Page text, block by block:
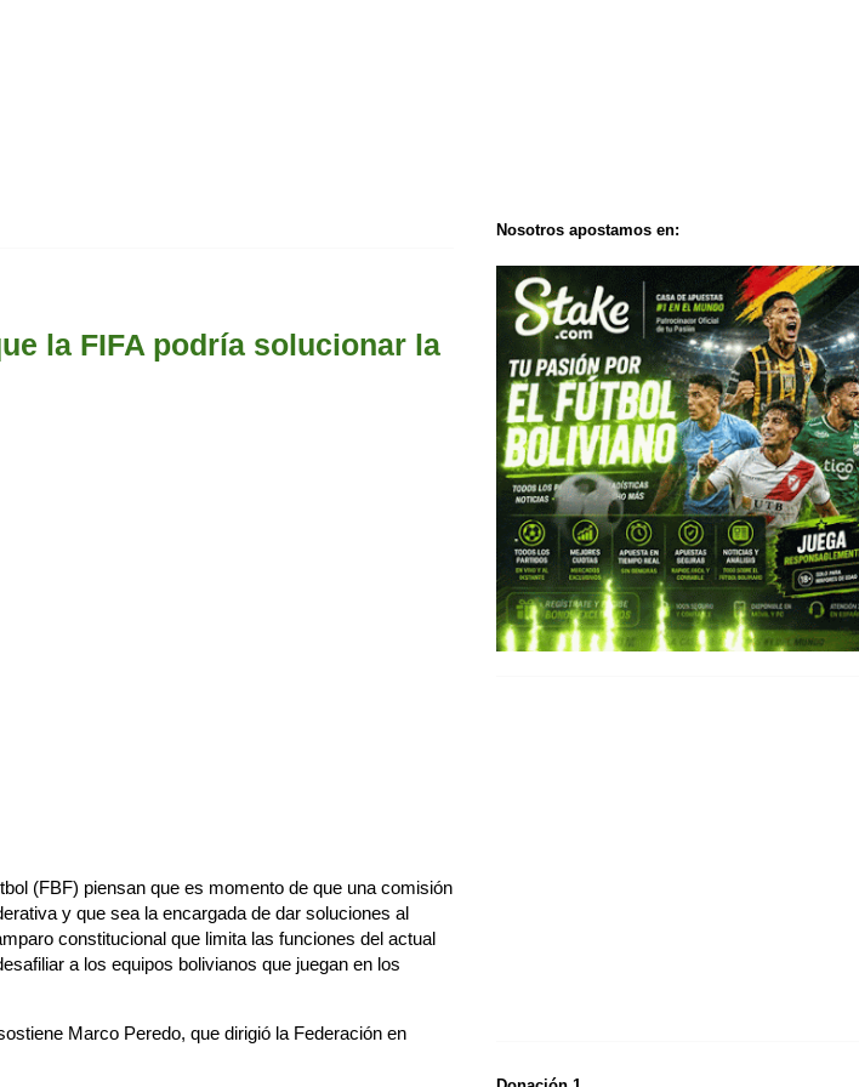
la FIFA podría solucionar la
(FBF) piensan que es momento de que una comisión
y que sea la encargada de dar soluciones al
constitucional que limita las funciones del actual
a los equipos bolivianos que juegan en los
Marco Peredo, que dirigió la Federación en
Nosotros apostamos en: